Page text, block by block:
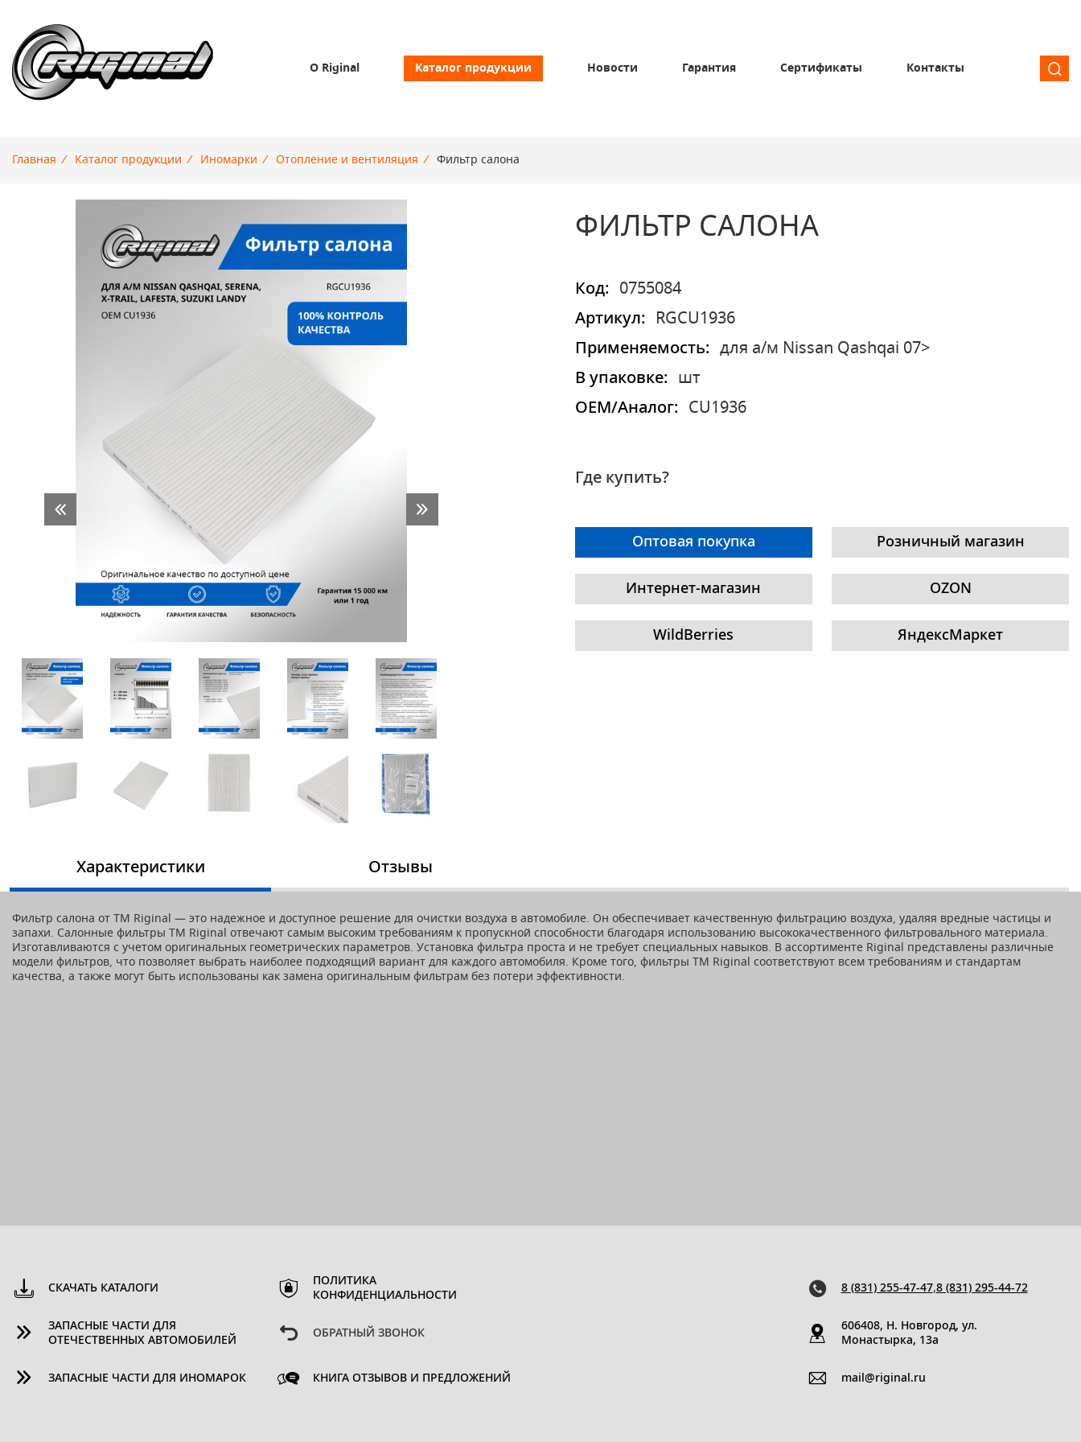
О Riginal Каталог продукции Новости Гарантия Сертификаты Контакты
Главная / Каталог продукции / Иномарки / Отопление и вентиляция / Фильтр салона
ФИЛЬТР САЛОНА
Код:
0755084
Артикул:
RGCU1936
Применяемость:
для а/м Nissan Qashqai 07>
В упаковке:
шт
OEM/Аналог:
CU1936
Где купить?
Оптовая покупка Розничный магазин
Интернет-магазин OZON
WildBerries ЯндексМаркет
Характеристики
Фильтр салона от TM Riginal — это надежное и доступное решение для очистки воздуха в автомобиле. Он обеспечивает качественную фильтрацию воздуха, удаляя вредные частицы и
запахи. Салонные фильтры ТМ Riginal отвечают самым высоким требованиям к пропускной способности благодаря использованию высококачественного фильтровального материала.
Изготавливаются с учетом оригинальных геометрических параметров. Установка фильтра проста и не требует специальных навыков. В ассортименте Riginal представлены различные
модели фильтров, что позволяет выбрать наиболее подходящий вариант для каждого автомобиля. Кроме того, фильтры ТМ Riginal соответствуют всем требованиям и стандартам
качества, а также могут быть использованы как замена оригинальным фильтрам без потери эффективности.
Отзывы
СКАЧАТЬ КАТАЛОГИ
ЗАПАСНЫЕ ЧАСТИ ДЛЯ
ОТЕЧЕСТВЕННЫХ АВТОМОБИЛЕЙ
ЗАПАСНЫЕ ЧАСТИ ДЛЯ ИНОМАРОК
ПОЛИТИКА
КОНФИДЕНЦИАЛЬНОСТИ
ОБРАТНЫЙ ЗВОНОК
КНИГА ОТЗЫВОВ И ПРЕДЛОЖЕНИЙ
8 (831) 255-47-47,8 (831) 295-44-72
606408, Н. Новгород, ул.
Монастырка, 13a
mail@riginal.ru